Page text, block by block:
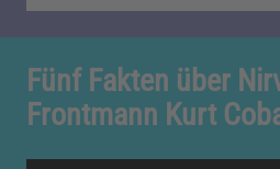
Fünf Fakten über
Frontmann Kurt